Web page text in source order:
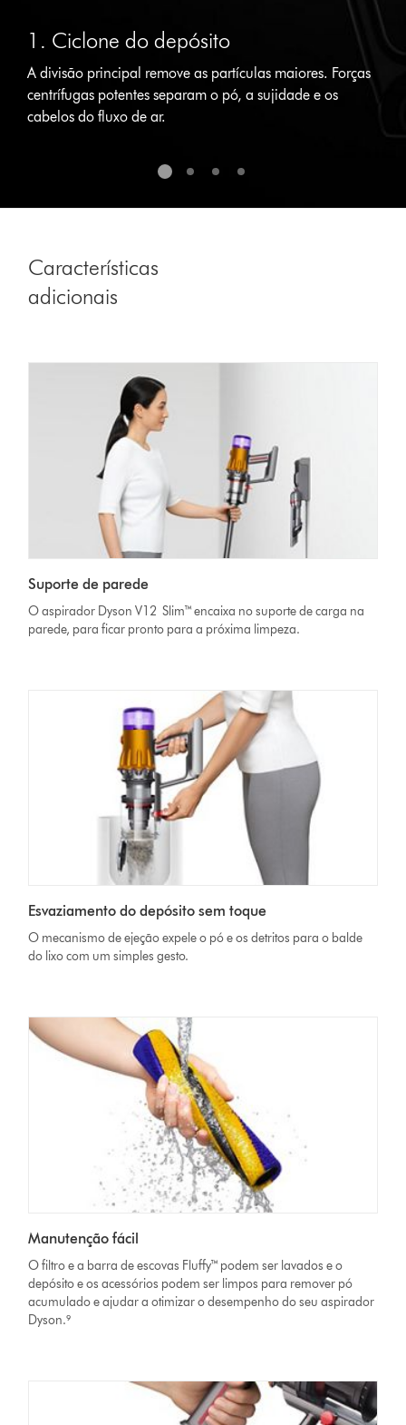
1. Ciclone do depósito
A divisão principal remove as partículas maiores. Forças
centrífugas potentes separam o pó, a sujidade e os
cabelos do fluxo de ar.
Características
adicionais
Suporte de parede
O aspirador Dyson V12 Slim™ encaixa no suporte de carga na
parede, para ficar pronto para a próxima limpeza.
Esvaziamento do depósito sem toque
O mecanismo de ejeção expele o pó e os detritos para o balde
do lixo com um simples gesto.
Manutenção fácil
O filtro e a barra de escovas Fluffy™ podem ser lavados e o
depósito e os acessórios podem ser limpos para remover pó
acumulado e ajudar a otimizar o desempenho do seu aspirador
Dyson.⁹